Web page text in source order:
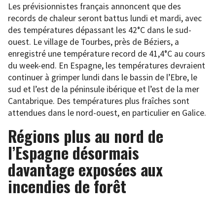
Les prévisionnistes français annoncent que des
records de chaleur seront battus lundi et mardi, avec
des températures dépassant les 42°C dans le sud-
ouest. Le village de Tourbes, près de Béziers, a
enregistré une température record de 41,4°C au cours
du week-end. En Espagne, les températures devraient
continuer à grimper lundi dans le bassin de l’Ebre, le
sud et l’est de la péninsule ibérique et l’est de la mer
Cantabrique. Des températures plus fraîches sont
attendues dans le nord-ouest, en particulier en Galice.
Régions plus au nord de
l’Espagne désormais
davantage exposées aux
incendies de forêt